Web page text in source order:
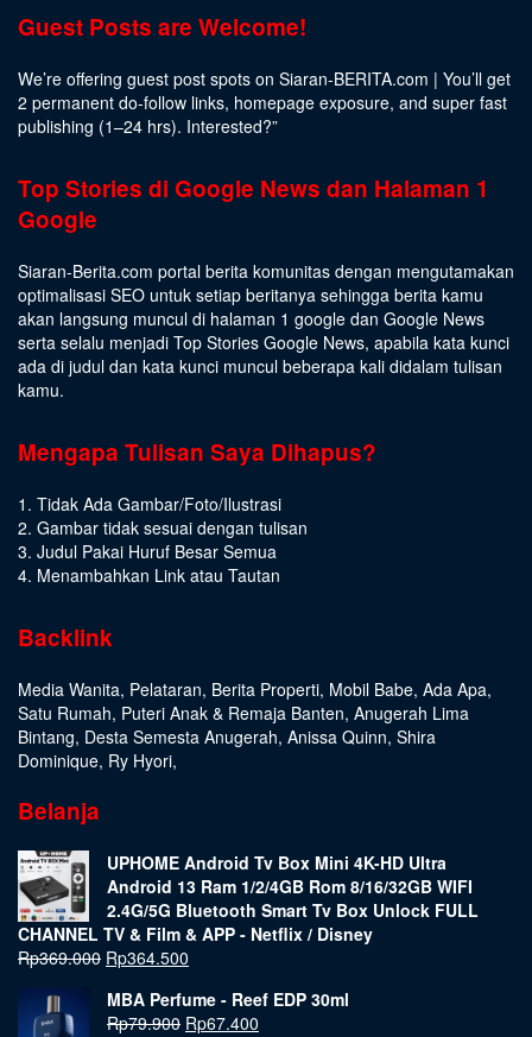
Guest Posts are Welcome!
We’re offering guest post spots on Siaran-BERITA.com | You’ll get
2 permanent do-follow links, homepage exposure, and super fast
publishing (1–24 hrs). Interested?”
Top Stories di Google News dan Halaman 1
Google
Siaran-Berita.com portal berita komunitas dengan mengutamakan
optimalisasi SEO untuk setiap beritanya sehingga berita kamu
akan langsung muncul di halaman 1 google dan Google News
serta selalu menjadi Top Stories Google News, apabila kata kunci
ada di judul dan kata kunci muncul beberapa kali didalam tulisan
kamu.
Mengapa Tulisan Saya Dihapus?
1. Tidak Ada Gambar/Foto/Ilustrasi
2. Gambar tidak sesuai dengan tulisan
3. Judul Pakai Huruf Besar Semua
4. Menambahkan Link atau Tautan
Backlink
Media Wanita, Pelataran, Berita Properti, Mobil Babe, Ada Apa,
Satu Rumah, Puteri Anak & Remaja Banten, Anugerah Lima
Bintang, Desta Semesta Anugerah, Anissa Quinn, Shira
Dominique, Ry Hyori,
Belanja
UPHOME Android Tv Box Mini 4K-HD Ultra
Android 13 Ram 1/2/4GB Rom 8/16/32GB WIFI
2.4G/5G Bluetooth Smart Tv Box Unlock FULL
CHANNEL TV & Film & APP - Netflix / Disney
Rp369.000 Rp364.500
MBA Perfume - Reef EDP 30ml
Rp79.900 Rp67.400